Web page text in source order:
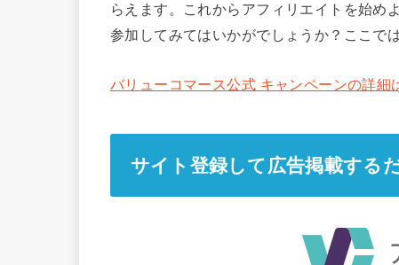
らえます。これからアフィリエイトを始め
参加してみてはいかがでしょうか？ここで
バリューコマース公式 キャンペーンの詳細
サイト登録して広告掲載する